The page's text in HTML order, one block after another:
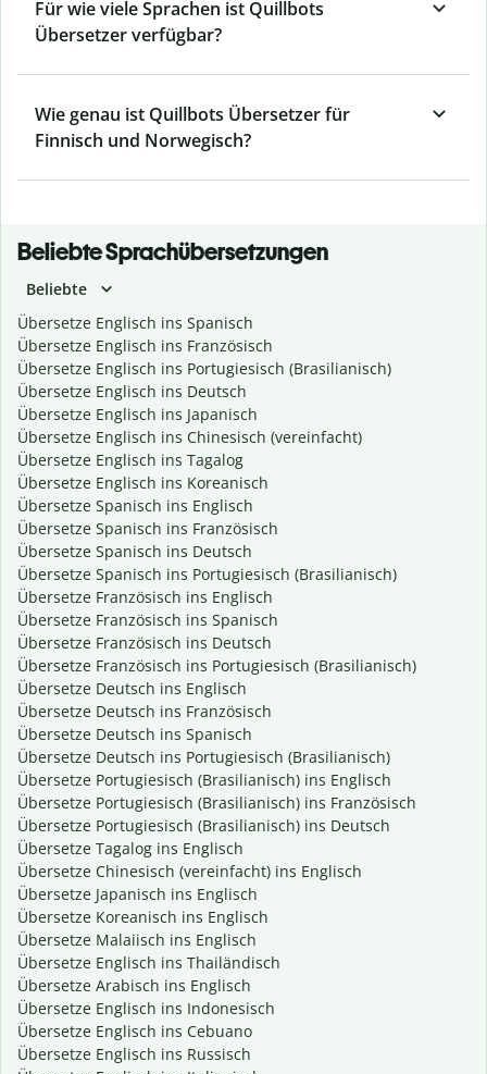
Für wie viele Sprachen ist Quillbots
Übersetzer verfügbar?
Wie genau ist Quillbots Übersetzer für
Finnisch und Norwegisch?
Beliebte Sprachübersetzungen
Beliebte
Übersetze Englisch ins Spanisch
Übersetze Englisch ins Französisch
Übersetze Englisch ins Portugiesisch (Brasilianisch)
Übersetze Englisch ins Deutsch
Übersetze Englisch ins Japanisch
Übersetze Englisch ins Chinesisch (vereinfacht)
Übersetze Englisch ins Tagalog
Übersetze Englisch ins Koreanisch
Übersetze Spanisch ins Englisch
Übersetze Spanisch ins Französisch
Übersetze Spanisch ins Deutsch
Übersetze Spanisch ins Portugiesisch (Brasilianisch)
Übersetze Französisch ins Englisch
Übersetze Französisch ins Spanisch
Übersetze Französisch ins Deutsch
Übersetze Französisch ins Portugiesisch (Brasilianisch)
Übersetze Deutsch ins Englisch
Übersetze Deutsch ins Französisch
Übersetze Deutsch ins Spanisch
Übersetze Deutsch ins Portugiesisch (Brasilianisch)
Übersetze Portugiesisch (Brasilianisch) ins Englisch
Übersetze Portugiesisch (Brasilianisch) ins Französisch
Übersetze Portugiesisch (Brasilianisch) ins Deutsch
Übersetze Tagalog ins Englisch
Übersetze Chinesisch (vereinfacht) ins Englisch
Übersetze Japanisch ins Englisch
Übersetze Koreanisch ins Englisch
Übersetze Malaiisch ins Englisch
Übersetze Englisch ins Thailändisch
Übersetze Arabisch ins Englisch
Übersetze Englisch ins Indonesisch
Übersetze Englisch ins Cebuano
Übersetze Englisch ins Russisch